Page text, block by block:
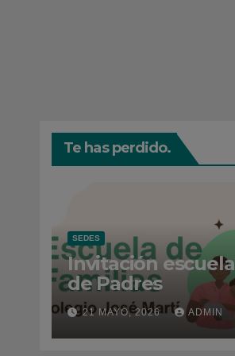
Te has perdido.
SEDES
Invitación escuela
de Padres
21 MAYO, 2026 ADMIN